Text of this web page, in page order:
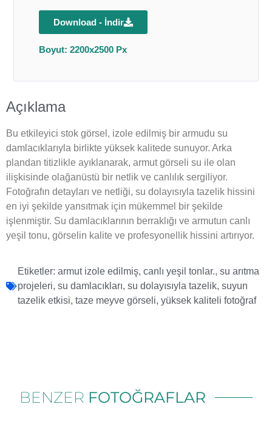
Download - İndir
Boyut: 2200x2500 Px
Açıklama
Bu etkileyici stok görsel, izole edilmiş bir armudu su
damlacıklarıyla birlikte yüksek kalitede sunuyor. Arka
plandan titizlikle ayıklanarak, armut görseli su ile olan
ilişkisinde olağanüstü bir netlik ve canlılık sergiliyor.
Fotoğrafın detayları ve netliği, su dolayısıyla tazelik hissini
en iyi şekilde yansıtmak için mükemmel bir şekilde
işlenmiştir. Su damlacıklarının berraklığı ve armutun canlı
yeşil tonu, görselin kalite ve profesyonellik hissini artırıyor.
Etiketler: armut izole edilmiş, canlı yeşil tonlar., su arıtma
projeleri, su damlacıkları, su dolayısıyla tazelik, suyun
tazelik etkisi, taze meyve görseli, yüksek kaliteli fotoğraf
BENZER FOTOĞRAFLAR